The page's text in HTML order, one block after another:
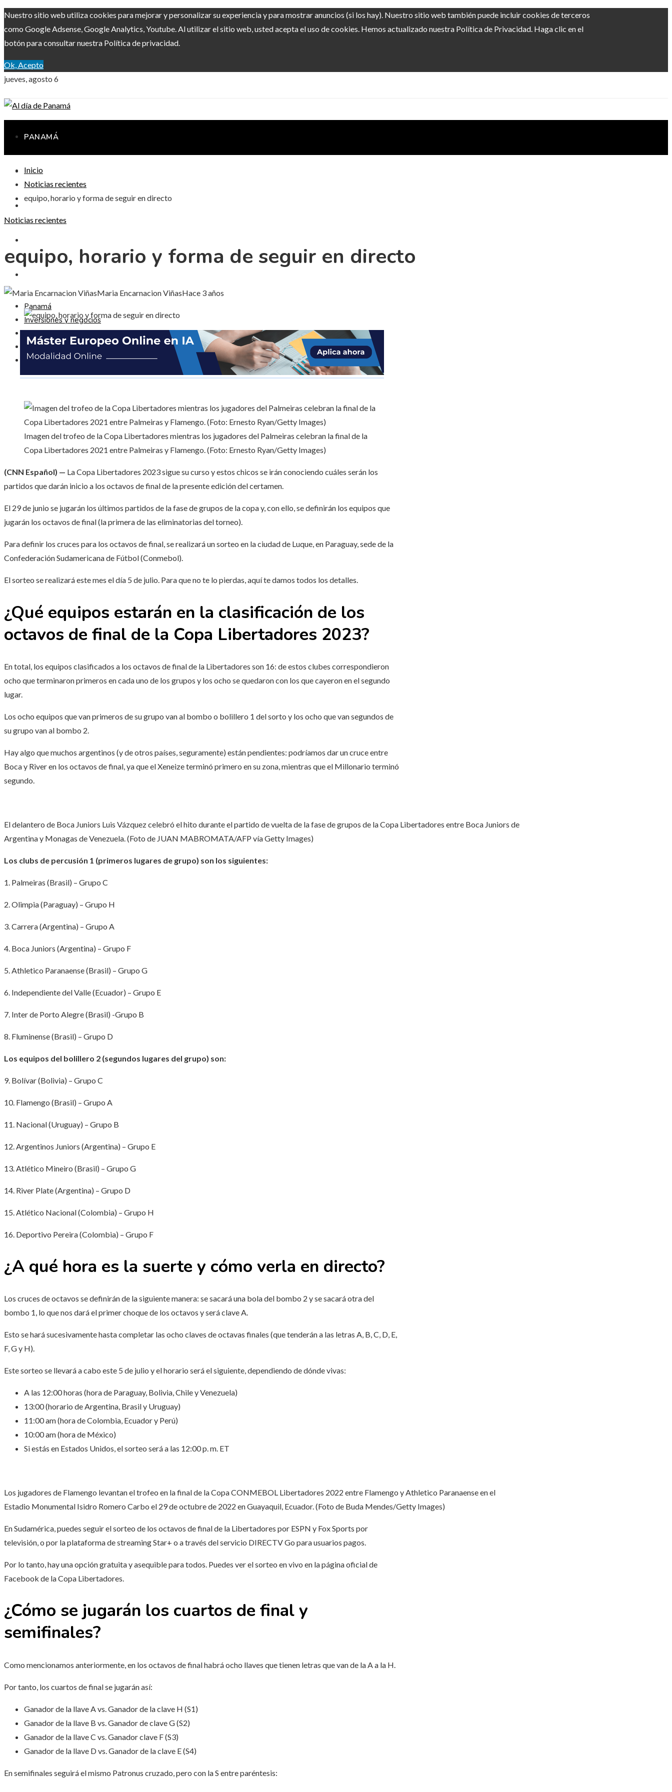
Nuestro sitio web utiliza cookies para mejorar y personalizar su experiencia y para mostrar anuncios (si los hay). Nuestro sitio web también puede incluir cookies de terceros
como Google Adsense, Google Analytics, Youtube. Al utilizar el sitio web, usted acepta el uso de cookies. Hemos actualizado nuestra Política de Privacidad. Haga clic en el
botón para consultar nuestra Política de privacidad.
Ok, Acepto
jueves, agosto 6
PANAMÁ
INVERSIONES Y NEGOCIOS
Panamá
Inversiones y negocios
Responsabilidad social
Ciencia y tecnología
Cultura y ocio
Inicio
Noticias recientes
equipo, horario y forma de seguir en directo
Noticias recientes
equipo, horario y forma de seguir en directo
Maria Encarnacion ViñasHace 3 años
Imagen del trofeo de la Copa Libertadores mientras los jugadores del Palmeiras celebran la final de la
Copa Libertadores 2021 entre Palmeiras y Flamengo. (Foto: Ernesto Ryan/Getty Images)
(CNN Español) — La Copa Libertadores 2023 sigue su curso y estos chicos se irán conociendo cuáles serán los
partidos que darán inicio a los octavos de final de la presente edición del certamen.
El 29 de junio se jugarán los últimos partidos de la fase de grupos de la copa y, con ello, se definirán los equipos que
jugarán los octavos de final (la primera de las eliminatorias del torneo).
Para definir los cruces para los octavos de final, se realizará un sorteo en la ciudad de Luque, en Paraguay, sede de la
Confederación Sudamericana de Fútbol (Conmebol).
El sorteo se realizará este mes el día 5 de julio. Para que no te lo pierdas, aquí te damos todos los detalles.
¿Qué equipos estarán en la clasificación de los
octavos de final de la Copa Libertadores 2023?
En total, los equipos clasificados a los octavos de final de la Libertadores son 16: de estos clubes correspondieron
ocho que terminaron primeros en cada uno de los grupos y los ocho se quedaron con los que cayeron en el segundo
lugar.
Los ocho equipos que van primeros de su grupo van al bombo o bolillero 1 del sorto y los ocho que van segundos de
su grupo van al bombo 2.
Hay algo que muchos argentinos (y de otros países, seguramente) están pendientes: podríamos dar un cruce entre
Boca y River en los octavos de final, ya que el Xeneize terminó primero en su zona, mientras que el Millonario terminó
segundo.
El delantero de Boca Juniors Luis Vázquez celebró el hito durante el partido de vuelta de la fase de grupos de la Copa Libertadores entre Boca Juniors de
Argentina y Monagas de Venezuela. (Foto de JUAN MABROMATA/AFP vía Getty Images)
Los clubs de percusión 1 (primeros lugares de grupo) son los siguientes:
1. Palmeiras (Brasil) – Grupo C
2. Olimpia (Paraguay) – Grupo H
3. Carrera (Argentina) – Grupo A
4. Boca Juniors (Argentina) – Grupo F
5. Athletico Paranaense (Brasil) – Grupo G
6. Independiente del Valle (Ecuador) – Grupo E
7. Inter de Porto Alegre (Brasil) -Grupo B
8. Fluminense (Brasil) – Grupo D
Los equipos del bolillero 2 (segundos lugares del grupo) son:
9. Bolívar (Bolivia) – Grupo C
10. Flamengo (Brasil) – Grupo A
11. Nacional (Uruguay) – Grupo B
12. Argentinos Juniors (Argentina) – Grupo E
13. Atlético Mineiro (Brasil) – Grupo G
14. River Plate (Argentina) – Grupo D
15. Atlético Nacional (Colombia) – Grupo H
16. Deportivo Pereira (Colombia) – Grupo F
¿A qué hora es la suerte y cómo verla en directo?
Los cruces de octavos se definirán de la siguiente manera: se sacará una bola del bombo 2 y se sacará otra del
bombo 1, lo que nos dará el primer choque de los octavos y será clave A.
Esto se hará sucesivamente hasta completar las ocho claves de octavas finales (que tenderán a las letras A, B, C, D, E,
F, G y H).
Este sorteo se llevará a cabo este 5 de julio y el horario será el siguiente, dependiendo de dónde vivas:
A las 12:00 horas (hora de Paraguay, Bolivia, Chile y Venezuela)
13:00 (horario de Argentina, Brasil y Uruguay)
11:00 am (hora de Colombia, Ecuador y Perú)
10:00 am (hora de México)
Si estás en Estados Unidos, el sorteo será a las 12:00 p. m. ET
Los jugadores de Flamengo levantan el trofeo en la final de la Copa CONMEBOL Libertadores 2022 entre Flamengo y Athletico Paranaense en el
Estadio Monumental Isidro Romero Carbo el 29 de octubre de 2022 en Guayaquil, Ecuador. (Foto de Buda Mendes/Getty Images)
En Sudamérica, puedes seguir el sorteo de los octavos de final de la Libertadores por ESPN y Fox Sports por
televisión, o por la plataforma de streaming Star+ o a través del servicio DIRECTV Go para usuarios pagos.
Por lo tanto, hay una opción gratuita y asequible para todos. Puedes ver el sorteo en vivo en la página oficial de
Facebook de la Copa Libertadores.
¿Cómo se jugarán los cuartos de final y
semifinales?
Como mencionamos anteriormente, en los octavos de final habrá ocho llaves que tienen letras que van de la A a la H.
Por tanto, los cuartos de final se jugarán así:
Ganador de la llave A vs. Ganador de la clave H (S1)
Ganador de la llave B vs. Ganador de clave G (S2)
Ganador de la llave C vs. Ganador clave F (S3)
Ganador de la llave D vs. Ganador de la clave E (S4)
En semifinales seguirá el mismo Patronus cruzado, pero con la S entre paréntesis: